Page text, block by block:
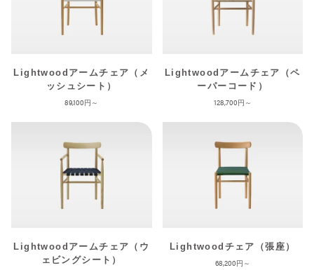
Lightwoodアームチェア（メ
ッシュシート）
89,100
Lightwoodアームチェア（ペ
ーパーコード）
128,700
Lightwoodアームチェア（ウ
ェビングシート）
Lightwoodチェア（張座）
68,200